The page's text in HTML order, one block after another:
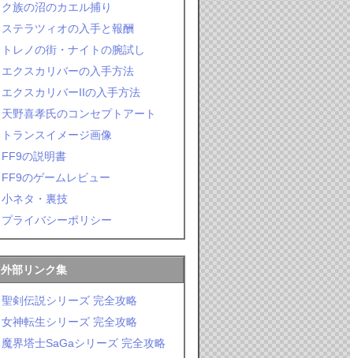
ク族の沼のカエル捕り
ステラツィオの入手と報酬
トレノの街・ナイトの腕試し
エクスカリバーの入手方法
エクスカリバーIIの入手方法
天野喜孝氏のコンセプトアート
トランスイメージ画像
FF9の説明書
FF9のゲームレビュー
小ネタ・裏技
プライバシーポリシー
外部リンク集
聖剣伝説シリーズ 完全攻略
女神転生シリーズ 完全攻略
魔界塔士SaGaシリーズ 完全攻略